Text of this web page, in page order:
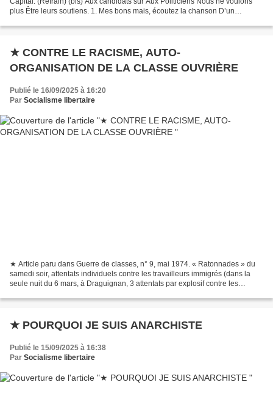
plus Être leurs soutiens. 1. Mes bons mais, écoutez la chanson D’un
★ CONTRE LE RACISME, AUTO-
ORGANISATION DE LA CLASSE OUVRIÈRE
Publié le 16/09/2025 à 16:20
Par Socialisme libertaire
★ Article paru dans Guerre de classes, n° 9, mai 1974. « Ratonnades » du
samedi soir, attentats individuels contre les travailleurs immigrés (dans la
seule nuit du 6 mars, à Draguignan, 3 attentats par explosif contre les
★ POURQUOI JE SUIS ANARCHISTE
Publié le 15/09/2025 à 16:38
Par Socialisme libertaire